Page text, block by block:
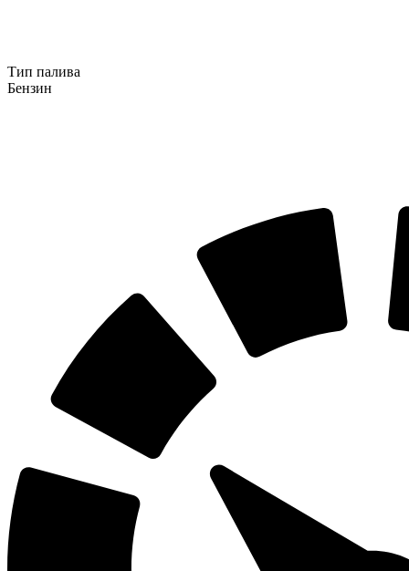
Тип палива
Бензин